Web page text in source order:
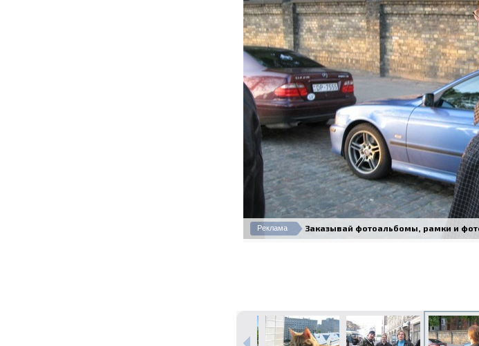
Печать в
Различные форматы и
Доставка по
Реклама Заказывай фотоальбомы, рамки и